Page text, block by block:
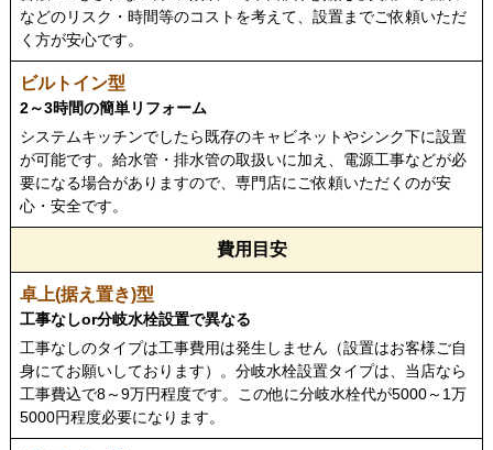
などのリスク・時間等のコストを考えて、設置までご依頼いただ
く方が安心です。
2～3時間の簡単リフォーム
システムキッチンでしたら既存のキャビネットやシンク下に設置
が可能です。給水管・排水管の取扱いに加え、電源工事などが必
要になる場合がありますので、専門店にご依頼いただくのが安
心・安全です。
費用目安
工事なしor分岐水栓設置で異なる
工事なしのタイプは工事費用は発生しません（設置はお客様ご自
身にてお願いしております）。分岐水栓設置タイプは、当店なら
工事費込で8～9万円程度です。この他に分岐水栓代が5000～1万
5000円程度必要になります。